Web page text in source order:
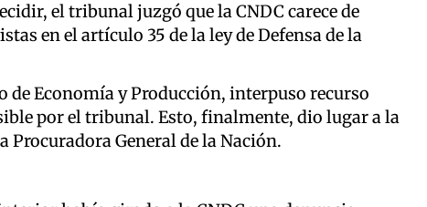
el tribunal juzgó que la CNDC carece de
en el artículo 35 de la ley de Defensa de la
Economía y Producción, interpuso recurso
por el tribunal. Esto, finalmente, dio lugar a la
Procuradora General de la Nación.